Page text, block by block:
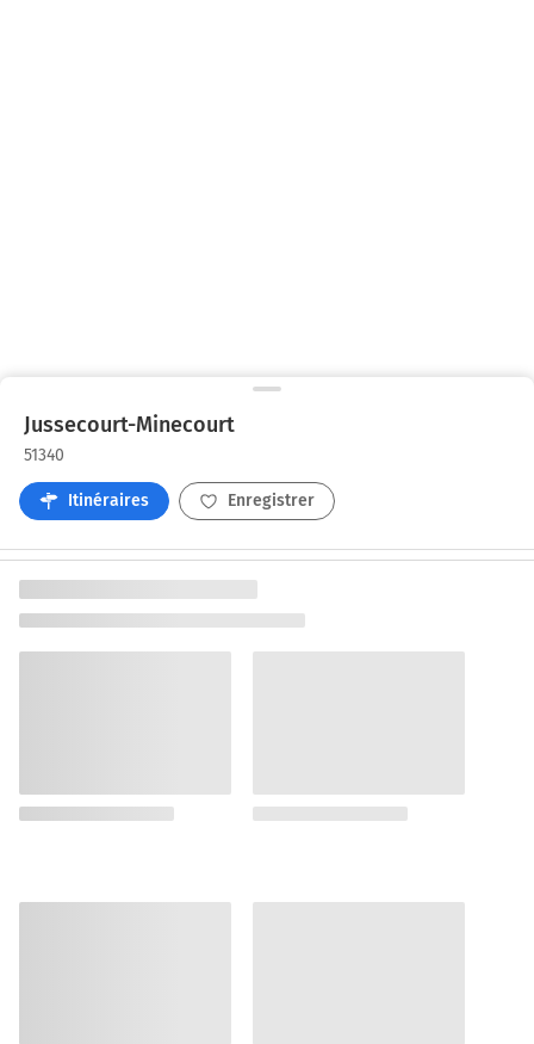
Jussecourt-Minecourt
51340
Itinéraires Enregistrer